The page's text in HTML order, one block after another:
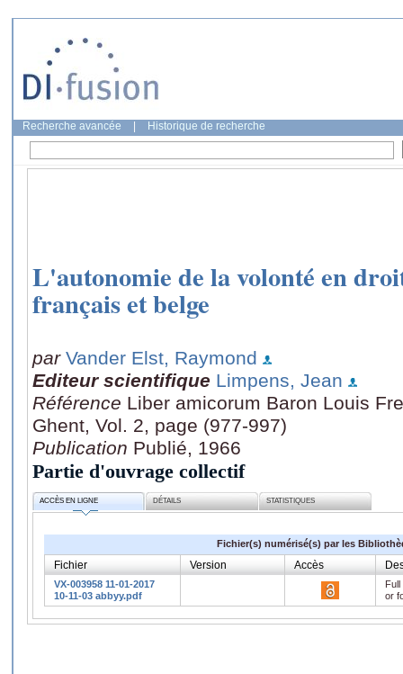
Recherche avancée Historique de recherche
L'autonomie de la volonté en
français et belge
par Vander Elst, Raymond
Editeur scientifique Limpens, Jean
Référence Liber amicorum Baron Louis
Ghent, Vol. 2, page (977-997)
Publication Publié, 1966
Partie d'ouvrage collectif
ACCÈS EN LIGNE DÉTAILS STATISTIQUES
Fichier(s) numérisé(s) par les
Fichier Version Accès
VX-003958 11-01-2017
10-11-03 abbyy.pdf
or